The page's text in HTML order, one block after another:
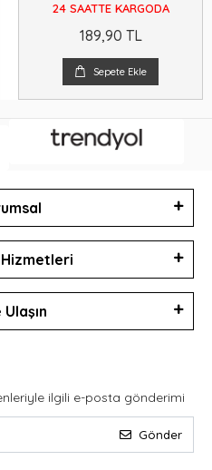
24 SAATTE KARGODA
189,90 TL
Sepete Ekle
ilgili e-posta gönderimi
Gönder